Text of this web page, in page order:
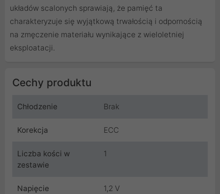
układów scalonych sprawiają, że pamięć ta
charakteryzuje się wyjątkową trwałością i odpornością
na zmęczenie materiału wynikające z wieloletniej
eksploatacji.
Cechy produktu
Chłodzenie Brak
Korekcja ECC
Liczba kości w
zestawie
1
Napięcie 1,2 V